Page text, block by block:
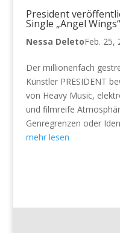
President
Single „Angel
Nessa DeletoFeb. 25,
Der millionenfach
Künstler PRESIDENT
von Heavy Music,
und filmreife
Genregrenzen oder
mehr lesen